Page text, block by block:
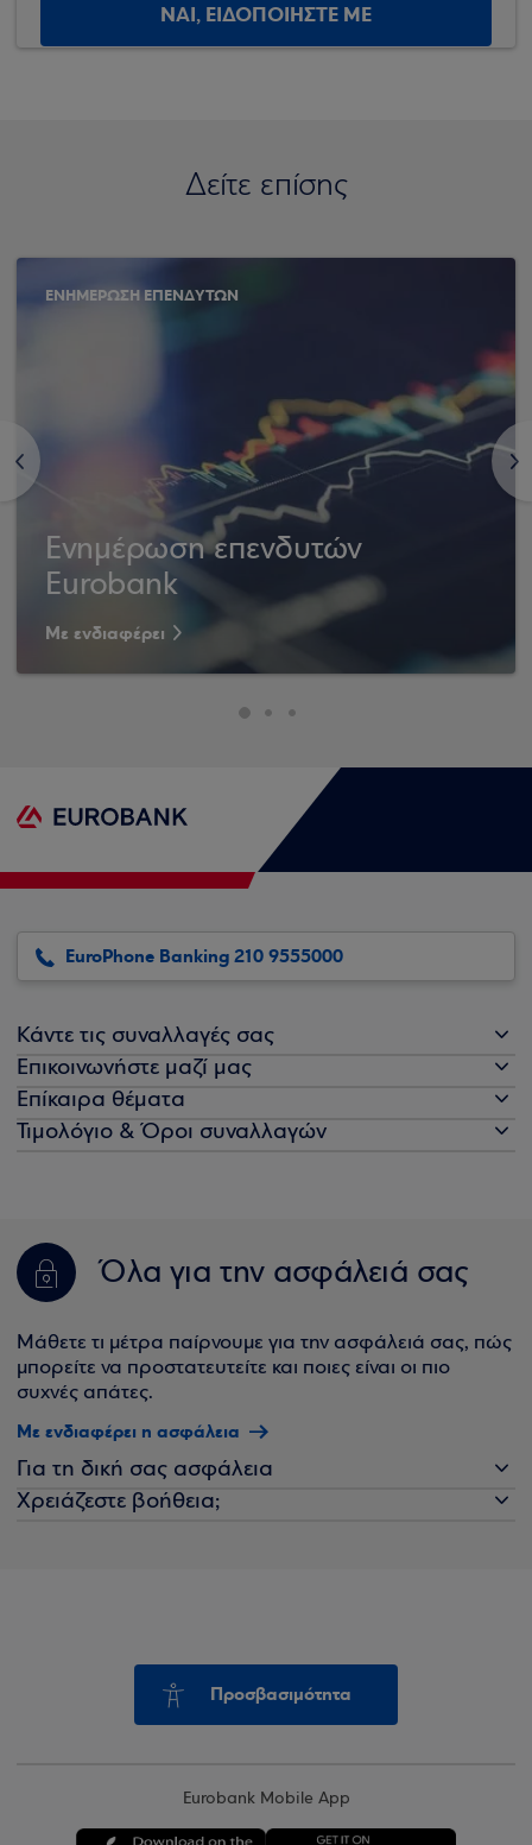
ΝΑΙ, ΕΙΔΟΠΟΙΗΣΤΕ ΜΕ
Δείτε επίσης
<
ΕΝΗΜΕΡΩΣΗ ΕΠΕΝΔΥΤΩΝ
Ενημέρωση επενδυτών
Eurobank
Με ενδιαφέρει
>
EuroPhone Banking 210 9555000
Κάντε τις συναλλαγές σας
Επικοινωνήστε μαζί μας
Επίκαιρα θέματα
Τιμολόγιο & Όροι συναλλαγών
Όλα για την ασφάλειά σας
Μάθετε τι μέτρα παίρνουμε για την ασφάλειά σας, πώς
μπορείτε να προστατευτείτε και ποιες είναι οι πιο
συχνές απάτες.
Με ενδιαφέρει η ασφάλεια
Για τη δική σας ασφάλεια
Χρειάζεστε βοήθεια;
Προσβασιμότητα
Eurobank Mobile App